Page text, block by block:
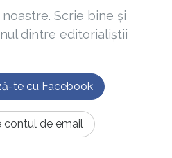
Scrie bine și
dintre editorialiștii
te cu Facebook
contul de email